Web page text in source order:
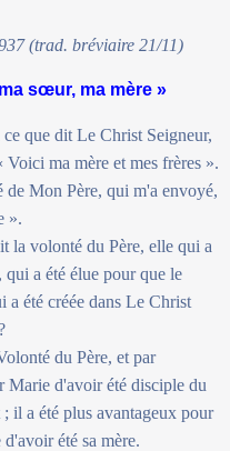
(trad. bréviaire 21/11)
sœur, ma mère »
que dit Le Christ Seigneur,
Voici ma mère et mes frères ».
Mon Père, qui m'a envoyé,
».
la volonté du Père, elle qui a
a été élue pour que le
a été créée dans Le Christ
du Père, et par
Marie d'avoir été disciple du
il a été plus avantageux pour
été sa mère.